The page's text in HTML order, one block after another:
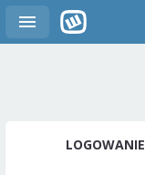
LOGOWANIE